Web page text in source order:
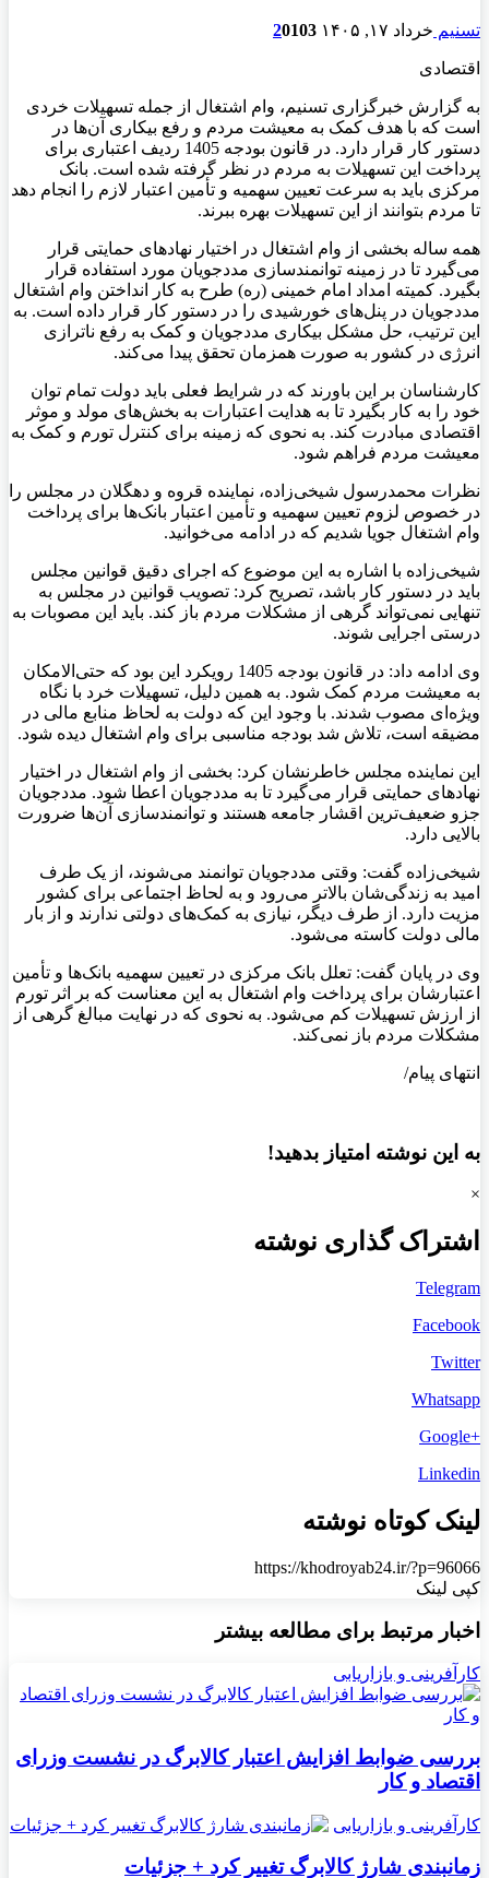
تسنیم خرداد ۱۷, ۱۴۰۵ 20103
اقتصادی
به گزارش خبرگزاری تسنیم، وام اشتغال از جمله تسهیلات خردی
است که با هدف کمک به معیشت مردم و رفع بیکاری آن‌ها در
دستور کار قرار دارد. در قانون بودجه 1405 ردیف اعتباری برای
پرداخت این تسهیلات به مردم در نظر گرفته شده است. بانک
مرکزی باید به سرعت تعیین سهمیه و تأمین اعتبار لازم را انجام دهد
تا مردم بتوانند از این تسهیلات بهره ببرند.
همه ساله بخشی از وام اشتغال در اختیار نهادهای حمایتی قرار
می‌گیرد تا در زمینه توانمندسازی مددجویان مورد استفاده قرار
بگیرد. کمیته امداد امام خمینی (ره) طرح به کار انداختن وام اشتغال
مددجویان در پنل‌های خورشیدی را در دستور کار قرار داده است. به
این ترتیب، حل مشکل بیکاری مددجویان و کمک به رفع ناترازی
انرژی در کشور به صورت همزمان تحقق پیدا می‌کند.
کارشناسان بر این باورند که در شرایط فعلی باید دولت تمام توان
خود را به کار بگیرد تا به هدایت اعتبارات به بخش‌های مولد و موثر
اقتصادی مبادرت کند. به نحوی که زمینه برای کنترل تورم و کمک به
معیشت مردم فراهم شود.
نظرات محمدرسول شیخی‌زاده، نماینده قروه و دهگلان در مجلس را
در خصوص لزوم تعیین سهمیه و تأمین اعتبار بانک‌ها برای پرداخت
وام اشتغال جویا شدیم که در ادامه می‌خوانید.
شیخی‌زاده با اشاره به این موضوع که اجرای دقیق قوانین مجلس
باید در دستور کار باشد، تصریح کرد: تصویب قوانین در مجلس به
تنهایی نمی‌تواند گرهی از مشکلات مردم باز کند. باید این مصوبات به
درستی اجرایی شوند.
وی ادامه داد: در قانون بودجه 1405 رویکرد این بود که حتی‌الامکان
به معیشت مردم کمک شود. به همین دلیل، تسهیلات خرد با نگاه
ویژه‌ای مصوب شدند. با وجود این که دولت به لحاظ منابع مالی در
مضیقه است، تلاش شد بودجه مناسبی برای وام اشتغال دیده شود.
این نماینده مجلس خاطرنشان کرد: بخشی از وام اشتغال در اختیار
نهادهای حمایتی قرار می‌گیرد تا به مددجویان اعطا شود. مددجویان
جزو ضعیف‌ترین اقشار جامعه هستند و توانمندسازی آن‌ها ضرورت
بالایی دارد.
شیخی‌زاده گفت: وقتی مددجویان توانمند می‌شوند، از یک طرف
امید به زندگی‌شان بالاتر می‌رود و به لحاظ اجتماعی برای کشور
مزیت دارد. از طرف دیگر، نیازی به کمک‌های دولتی ندارند و از بار
مالی دولت کاسته می‌شود.
وی در پایان گفت: تعلل بانک مرکزی در تعیین سهمیه بانک‌ها و تأمین
اعتبارشان برای پرداخت وام اشتغال به این معناست که بر اثر تورم
از ارزش تسهیلات کم می‌شود. به نحوی که در نهایت مبالغ گرهی از
مشکلات مردم باز نمی‌کند.
انتهای پیام/
به این نوشته امتیاز بدهید!
×
اشتراک گذاری نوشته
Telegram
Facebook
Twitter
Whatsapp
+Google
Linkedin
لینک کوتاه نوشته
https://khodroyab24.ir/?p=96066
کپی لینک
اخبار مرتبط برای مطالعه بیشتر
کارآفرینی و بازاریابی
بررسی ضوابط افزایش اعتبار کالابرگ در نشست وزرای
اقتصاد و کار
کارآفرینی و بازاریابی
زمانبندی شارژ کالابرگ تغییر کرد + جزئیات